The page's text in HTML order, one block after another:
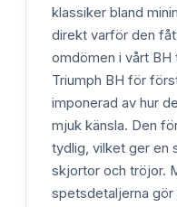
klassiker bland
direkt varför den
omdömen i vårt BH
Triumph BH för
imponerad av hur
mjuk känsla. Den
tydlig, vilket ger en
skjortor och tröjor.
spetsdetaljerna gör